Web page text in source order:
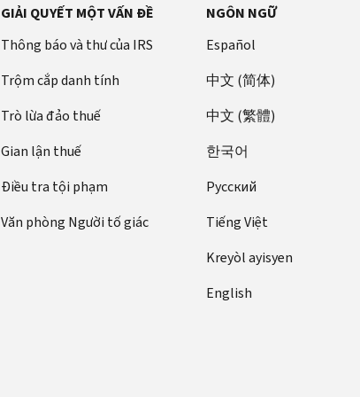
GIẢI QUYẾT MỘT VẤN ĐỀ
Thông báo và thư của IRS
Trộm cắp danh tính
Trò lừa đảo thuế
Gian lận thuế
Điều tra tội phạm
Văn phòng Người tố giác
NGÔN NGỮ
Español
中文 (简体)
中文 (繁體)
한국어
Pусский
Tiếng Việt
Kreyòl ayisyen
English